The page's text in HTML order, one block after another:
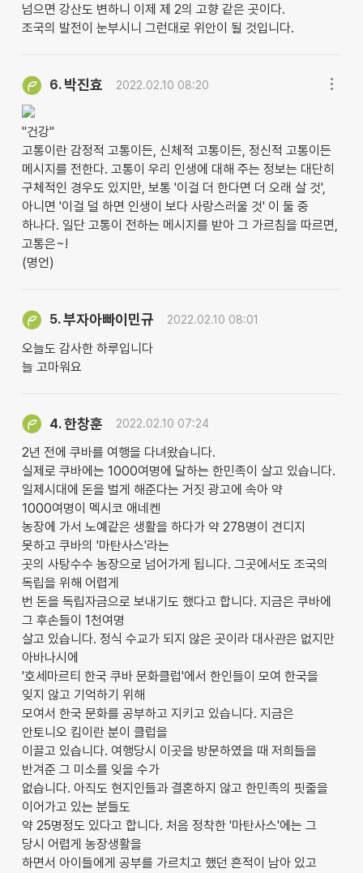
넘으면 강산도 변하니 이제 제 2의 고향 같은 곳이다.
조국의 발전이 눈부시니 그런대로 위안이 될 것입니다.
6. 박진효 2022.02.10 08:20
"건강"
고통이란 감정적 고통이든, 신체적 고통이든, 정신적 고통이든
메시지를 전한다. 고통이 우리 인생에 대해 주는 정보는 대단히
구체적인 경우도 있지만, 보통 '이걸 더 한다면 더 오래 살 것',
아니면 '이걸 덜 하면 인생이 보다 사랑스러울 것' 이 둘 중
하나다. 일단 고통이 전하는 메시지를 받아 그 가르침을 따르면,
고통은~!
(명언)
5.부자아빠이민규 2022.02.10 08:01
오늘도 감사한 하루입니다
늘 고마워요
4.한창훈 2022.02.10 07:24
2년 전에 쿠바를 여행을 다녀왔습니다.
실제로 쿠바에는 1000여명에 달하는 한민족이 살고 있습니다.
일제시대에 돈을 벌게 해준다는 거짓 광고에 속아 약
1000여명이 멕시코 애네켄
농장에 가서 노예같은 생활을 하다가 약 278명이 견디지
못하고 쿠바의 '마탄사스'라는
곳의 사탕수수 농장으로 넘어가게 됩니다. 그곳에서도 조국의
독립을 위해 어렵게
번 돈을 독립자금으로 보내기도 했다고 합니다. 지금은 쿠바에
그 후손들이 1천여명
살고 있습니다. 정식 수교가 되지 않은 곳이라 대사관은 없지만
아바나시에
'호세마르티 한국 쿠바 문화클럽'에서 한인들이 모여 한국을
잊지 않고 기억하기 위해
모여서 한국 문화를 공부하고 지키고 있습니다. 지금은
안토니오 킴이란 분이 클럽을
이끌고 있습니다. 여행당시 이곳을 방문하였을 때 저희들을
반겨준 그 미소를 잊을 수가
없습니다. 아직도 현지인들과 결혼하지 않고 한민족의 핏줄을
이어가고 있는 분들도
약 25명정도 있다고 합니다. 처음 정착한 '마탄사스'에는 그
당시 어렵게 농장생활을
하면서 아이들에게 공부를 가르치고 했던 흔적이 남아 있고